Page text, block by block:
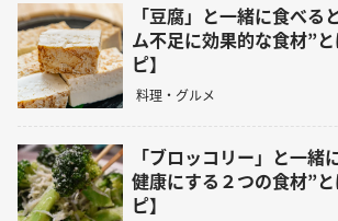
「豆腐」と一緒に食べる
ム不足に効果的な食材”
ピ】
料理・グルメ
「ブロッコリー」と一緒
健康にする２つの食材”
ピ】